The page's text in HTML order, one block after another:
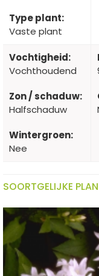
Type plant:
Vaste plant
Vochtigheid:
Vochthoudend
Zon / schaduw:
Halfschaduw
Wintergroen:
Nee
SOORTGELIJKE